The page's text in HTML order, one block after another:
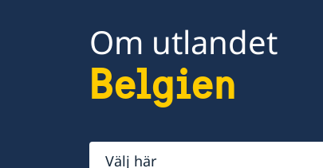
Om utlandet
Belgien
Välj